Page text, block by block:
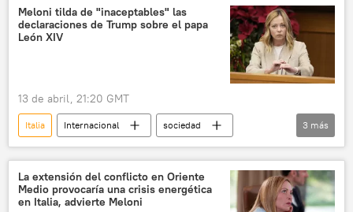
Donald Trump
Meloni tilda de "inaceptables" las
declaraciones de Trump sobre el papa
León XIV
13 de abril, 21:20 GMT
Italia Internacional
sociedad
Giorgia Meloni
Donald Trump
León XIV
3 más
La extensión del conflicto en Oriente
Medio provocaría una crisis energética
en Italia, advierte Meloni